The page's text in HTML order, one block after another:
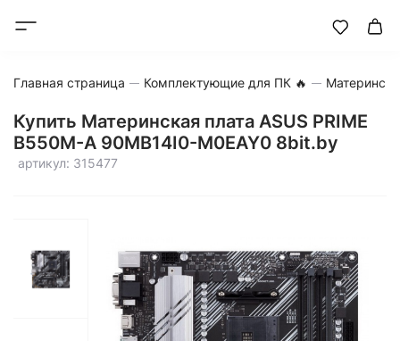
Главная страница Комплектующие для ПК 🔥
Купить Материнская плата ASUS PRIME
B550M-A 90MB14I0-M0EAY0 8bit.by
артикул: 315477